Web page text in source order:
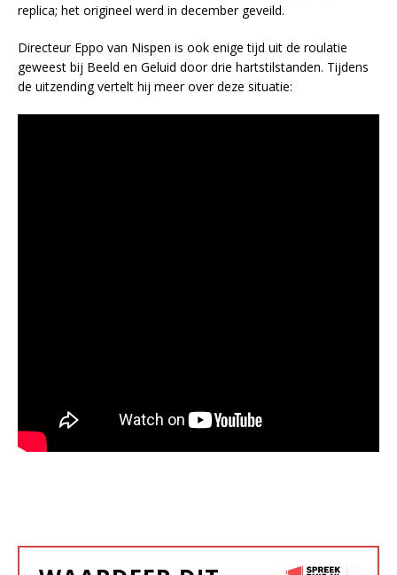
replica; het origineel werd in december geveild.
Directeur Eppo van Nispen is ook enige tijd uit de roulatie
geweest bij Beeld en Geluid door drie hartstilstanden. Tijdens
de uitzending vertelt hij meer over deze situatie: